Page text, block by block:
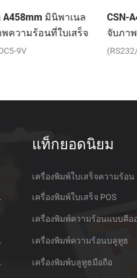
มินิพาเนล
นที่ใบเสร็จ
CSN-A4L
จับภาพความร้
เครื่องพิมพ์
(RS232/TTL)+พ
CSN-A1
เครื่องพิมพ์
วปิดล็อค
แท็กยอดนิยม
เครื่องพิมพ์ใบเสร็จความร้อน
เครื่องพิมพ์ใบเสร็จ POS
เครื่องพิมพ์ความร้อนแบบคีอ
เครื่องพิมพ์ความร้อนบลูทูธ
เครื่องพิมพ์บลูทูธมือถือ